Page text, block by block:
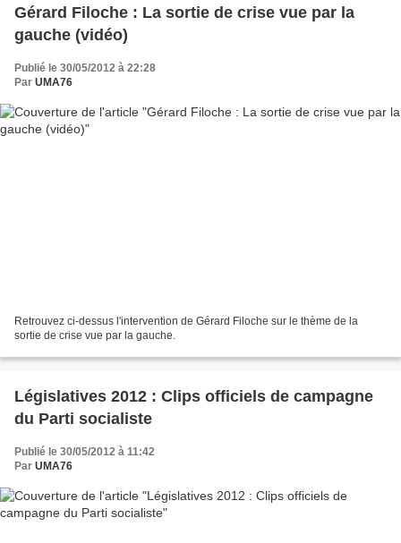
Gérard Filoche : La sortie de crise vue par la
gauche (vidéo)
Publié le 30/05/2012 à 22:28
Par UMA76
Retrouvez ci-dessus l'intervention de Gérard Filoche sur le thème de la
sortie de crise vue par la gauche.
Législatives 2012 : Clips officiels de campagne
du Parti socialiste
Publié le 30/05/2012 à 11:42
Par UMA76